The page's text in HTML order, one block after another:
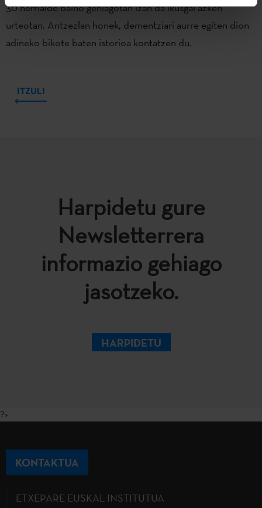
30 herrialde baino gehiagotan izan da ikusgai azken
urteotan. Antzezlan honek, dementziari aurre egiten dion
adineko bikote baten istorioa kontatzen du.
ITZULI
Harpidetu gure
Newsletterrera
informazio gehiago
jasotzeko.
HARPIDETU
?>
KONTAKTUA
ETXEPARE EUSKAL INSTITUTUA